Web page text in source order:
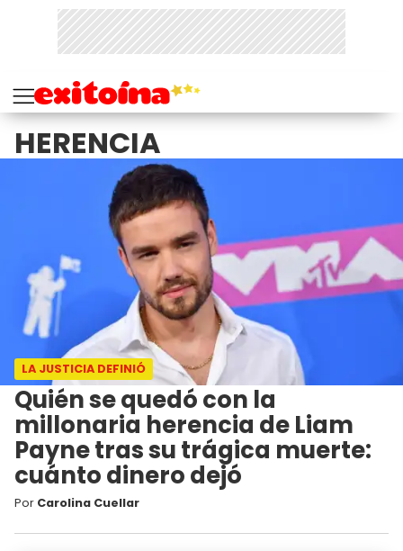
HERENCIA
LA JUSTICIA DEFINIÓ
Quién se quedó con la
millonaria herencia de Liam
Payne tras su trágica muerte:
cuánto dinero dejó
Por Carolina Cuellar